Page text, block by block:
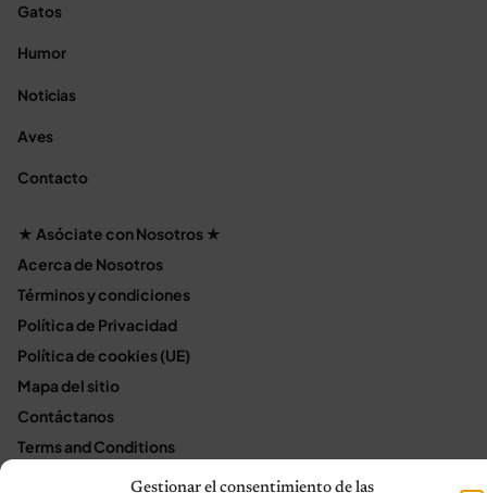
Gestionar el consentimiento de las
Gatos
Humor
Noticias
Aves
Contacto
★ Asóciate con Nosotros ★
Acerca de Nosotros
Términos y condiciones
Política de Privacidad
Política de cookies (UE)
Mapa del sitio
Contáctanos
Terms and Conditions